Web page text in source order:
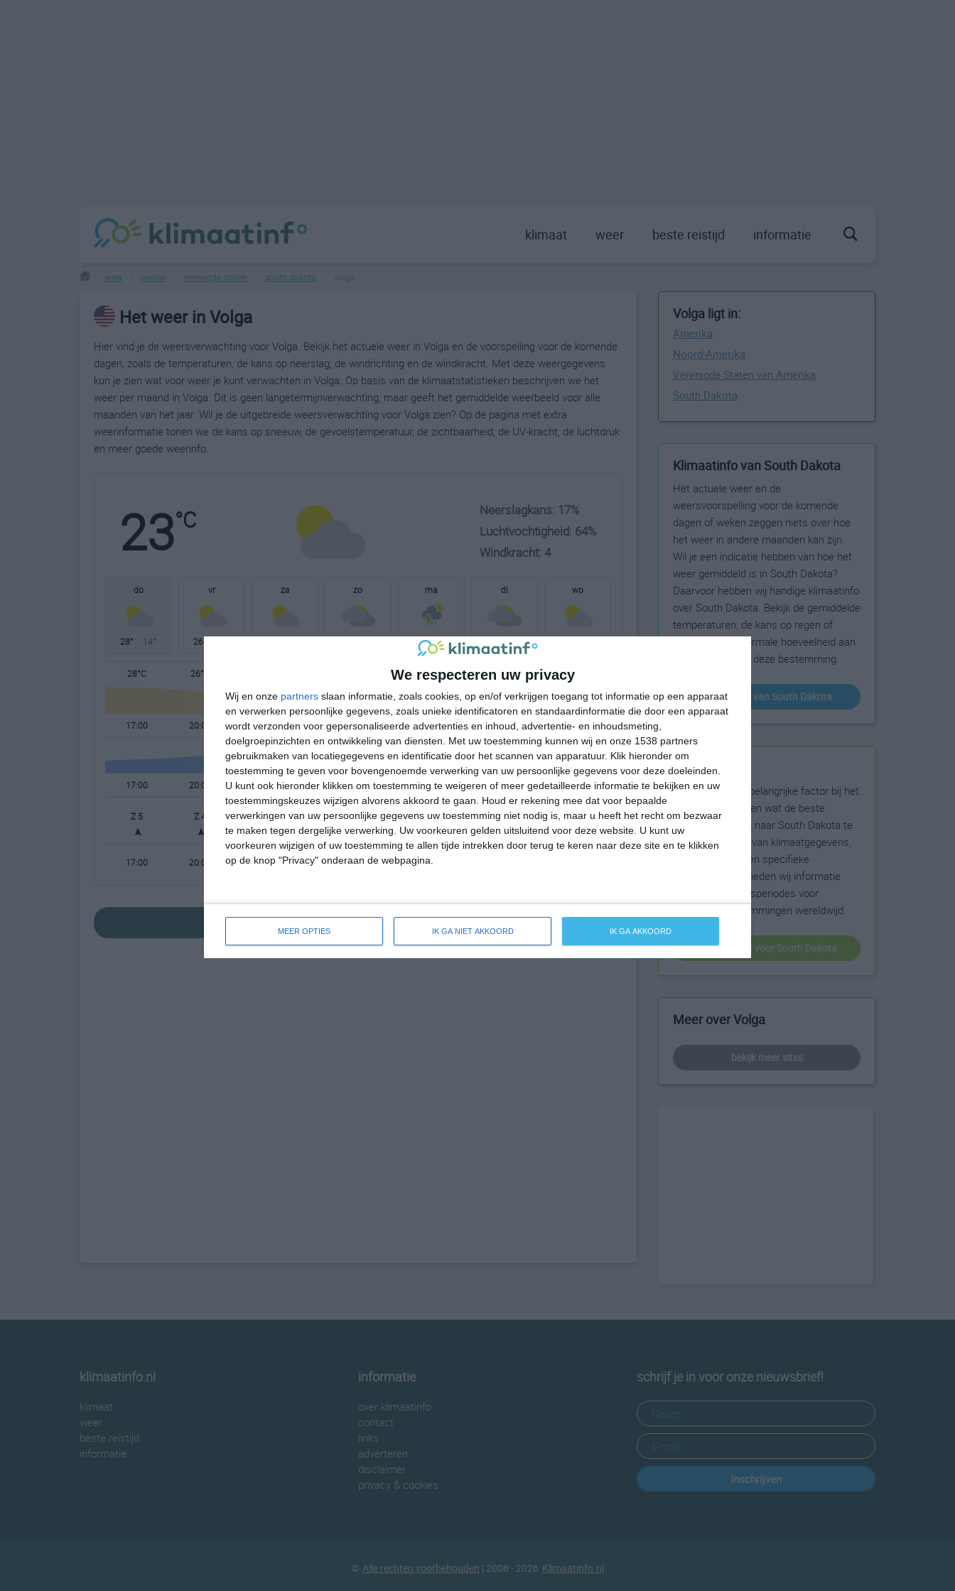
We respecteren uw privacy
Wij en onze partners slaan informatie, zoals cookies, op en/of verkrijgen toegang tot informatie op een apparaat
en verwerken persoonlijke gegevens, zoals unieke identificatoren en standaardinformatie die door een apparaat
wordt verzonden voor gepersonaliseerde advertenties en inhoud, advertentie- en inhoudsmeting,
doelgroepinzichten en ontwikkeling van diensten.
Met uw toestemming kunnen wij en onze 1538 partners
gebruikmaken van locatiegegevens en identificatie door het scannen van apparatuur. Klik hieronder om
toestemming te geven voor bovengenoemde verwerking van uw persoonlijke gegevens voor deze doeleinden.
U kunt ook hieronder klikken om toestemming te weigeren of meer gedetailleerde informatie te bekijken en uw
toestemmingskeuzes wijzigen alvorens akkoord te gaan.
Houd er rekening mee dat voor bepaalde
verwerkingen van uw persoonlijke gegevens uw toestemming niet nodig is, maar u heeft het recht om bezwaar
te maken tegen dergelijke verwerking. Uw voorkeuren gelden uitsluitend voor deze website. U kunt uw
voorkeuren wijzigen of uw toestemming te allen tijde intrekken door terug te keren naar deze site en te klikken
op de knop "Privacy" onderaan de webpagina.
MEER OPTIES IK GA NIET AKKOORD IK GA AKKOORD
klimaat weer beste reistijd informatie
weer landen verenigde staten south dakota
Het weer in Volga
Hier vind je de weersverwachting voor Volga. Bekijk het actuele weer in Volga en de voorspelling voor de komende
dagen, zoals de temperaturen, de kans op neerslag, de windrichting en de windkracht. Met deze weergegevens
kun je zien wat voor weer je kunt verwachten in Volga. Op basis van de klimaatstatistieken beschrijven we het
weer per maand in Volga. Dit is geen langetermijnverwachting, maar geeft het gemiddelde weerbeeld voor alle
maanden van het jaar. Wil je de uitgebreide weersverwachting voor Volga zien? Op de pagina met extra
weerinformatie tonen we de kans op sneeuw, de gevoelstemperatuur, de zichtbaarheid, de UV-kracht, de luchtdruk
en meer goede weerinfo.
23°C
Neerslagkans: 17%
Luchtvochtigheid: 64%
Windkracht: 4
do
28° 14°
vr
26°
za zo ma
27° 17°
di
15°
wo
28°C 26°C 18°C 19°C 23°C 25°C
17:00 20:00 23:00 02:00 05:00 08:00 11:00 14:00
17:00 20:00 23:00 02:00 05:00 08:00 11:00 14:00
Z 5 Z 4 Z 4 Z 4 Z 4 ZW 3 NNW 4 NNW 4
17:00 20:00 23:00 02:00 05:00
bekijk de uitgebreide weersverwachting voor Volga
Volga ligt in:
Amerika
Noord-Amerika
Verenigde Staten van Amerika
South Dakota
Klimaatinfo van South Dakota
Het actuele weer en de
weersvoorspelling voor de komende
dagen of weken zeggen niets over hoe
het weer in andere maanden kan zijn.
Wil je een indicatie hebben van hoe het
weer gemiddeld is in South Dakota?
Daarvoor hebben wij handige klimaatinfo
over South Dakota. Bekijk de gemiddelde
temperaturen, de kans op regen of
sneeuw en de normale hoeveelheid aan
zonneschijn voor deze bestemming.
klimaatinfo van South Dakota
Beste reistijd
Het weer is een belangrijke factor bij het
reizen. Wil je weten wat de beste
maanden zijn om naar South Dakota te
reizen? Op basis van klimaatgegevens,
weersextremen en specifieke
weerinformatie bieden wij informatie
over de beste reisperiodes voor
duizenden bestemmingen wereldwijd.
beste reistijd voor South Dakota
Meer over Volga
bekijk meer sites
klimaatinfo.nl
klimaat
weer
beste reistijd
informatie
informatie
over klimaatinfo
contact
links
adverteren
disclaimer
privacy & cookies
schrijf je in voor onze nieuwsbrief!
Inschrijven
© Alle rechten voorbehouden | 2008 - 2026 Klimaatinfo.nl